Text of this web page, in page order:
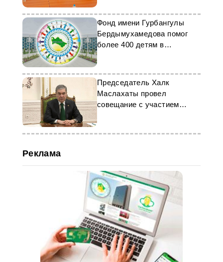
Фонд имени Гурбангулы
Бердымухамедова помог
более 400 детям в
Туркменистане
Председатель Халк
Маслахаты провел
совещание с участием
Реклама